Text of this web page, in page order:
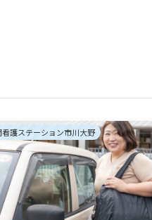
護ステーション市川大野